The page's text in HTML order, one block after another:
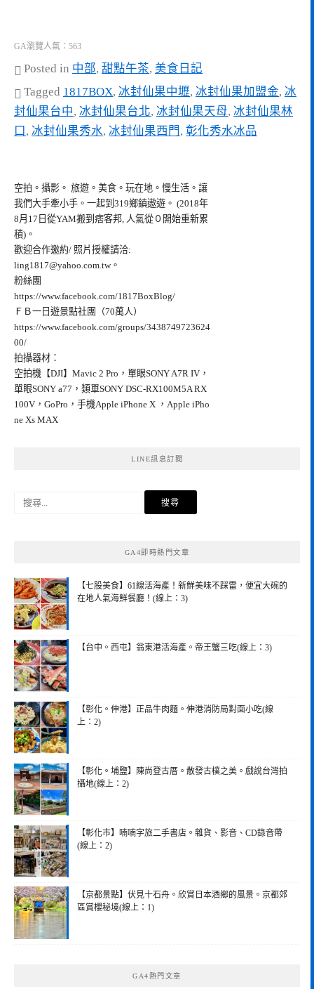
GA瀏覽人氣：563
Posted in 中部, 甜點午茶, 美食日記
Tagged 1817BOX, 冰封仙果中壢, 冰封仙果加盟金, 冰
封仙果台中, 冰封仙果台北, 冰封仙果天母, 冰封仙果林
口 , 冰封仙果秀水, 冰封仙果西門 , 彰化秀水冰品
空拍。攝影。 旅遊。美食。玩在地。慢生活。讓
我們大手牽小手。一起到319鄉鎮遨遊。 (2018年
8月17日從YAM搬到痞客邦, 人氣從０開始重新累
積)。
歡迎合作邀約/ 照片授權請洽:
ling1817@yahoo.com.tw。
粉絲團
https://www.facebook.com/1817BoxBlog/
ＦＢ一日遊景點社團（70萬人）
https://www.facebook.com/groups/3438749723624
00/
拍攝器材：
空拍機【DJI】Mavic 2 Pro，單眼SONY A7R IV，
單眼SONY a77，類單SONY DSC-RX100M5A RX
100V，GoPro，手機Apple iPhone X ，Apple iPho
ne Xs MAX
LINE訊息訂閱
GA4即時熱門文章
【七股美食】61線活海產！新鮮美味不踩雷，便宜大碗的
在地人氣海鮮餐廳！(線上：3)
【台中。西屯】翁東港活海產。帝王蟹三吃(線上：3)
【彰化。伸港】正品牛肉麵。伸港消防局對面小吃(線
上：2)
【彰化。埔鹽】陳尚登古厝。散發古樸之美。戲說台灣拍
攝地(線上：2)
【彰化市】喃喃字旅二手書店。雜貨、影音、CD錄音帶
(線上：2)
【京都景點】伏見十石舟。欣賞日本酒鄉的風景。京都郊
區賞櫻秘境(線上：1)
GA4熱門文章